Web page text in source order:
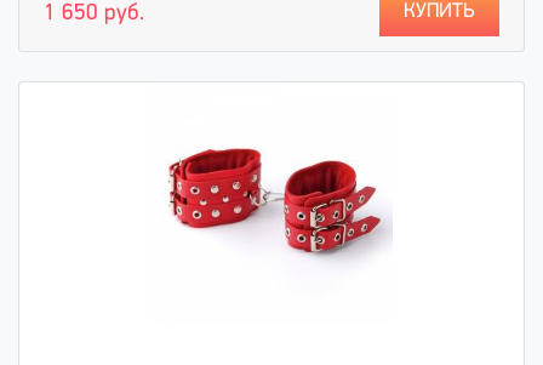
1 650 руб. КУПИТЬ